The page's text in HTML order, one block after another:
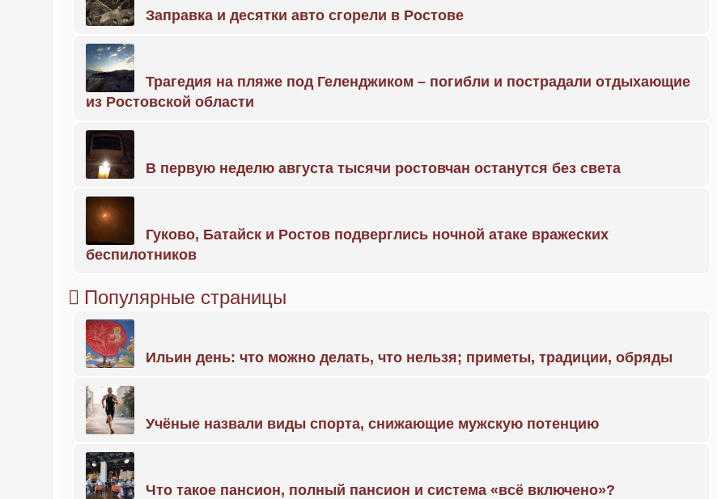
Заправка и десятки авто сгорели в Ростове
Трагедия на пляже под Геленджиком – погибли и пострадали отдыхающие
из Ростовской области
В первую неделю августа тысячи ростовчан останутся без света
Гуково, Батайск и Ростов подверглись ночной атаке вражеских
беспилотников
Популярные страницы
Ильин день: что можно делать, что нельзя; приметы, традиции, обряды
Учёные назвали виды спорта, снижающие мужскую потенцию
Что такое пансион, полный пансион и система «всё включено»?